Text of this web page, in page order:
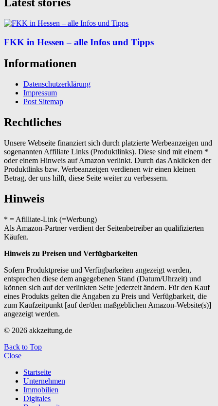
FKK in Hessen – alle Infos und Tipps
Informationen
Datenschutzerklärung
Impressum
Post Sitemap
Rechtliches
Unsere Webseite finanziert sich durch platzierte Werbeanzeigen und
sogenannten Affiliate Links (Produktlinks). Diese sind mit einem *
oder einem Hinweis auf Amazon verlinkt. Durch das Anklicken der
Produktlinks bzw. Werbeanzeigen verdienen wir einen kleinen
Betrag, der uns hilft, diese Seite weiter zu verbessern.
Hinweis
* = Afilliate-Link (=Werbung)
Als Amazon-Partner verdient der Seitenbetreiber an qualifizierten
Käufen.
Hinweis zu Preisen und Verfügbarkeiten
Sofern Produktpreise und Verfügbarkeiten angezeigt werden,
entsprechen diese dem angegebenen Stand (Datum/Uhrzeit) und
können sich auf der verlinkten Seite jederzeit ändern. Für den Kauf
eines Produkts gelten die Angaben zu Preis und Verfügbarkeit, die
zum Kaufzeitpunkt [auf der/den maßgeblichen Amazon-Website(s)]
angezeigt werden.
© 2026 akkzeitung.de
Back to Top
Close
Startseite
Unternehmen
Immobilien
Digitales